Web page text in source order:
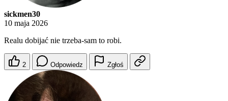
sickmen30
10 maja 2026
Realu dobijać nie trzeba-sam to robi.
2 Odpowiedz Zgłoś